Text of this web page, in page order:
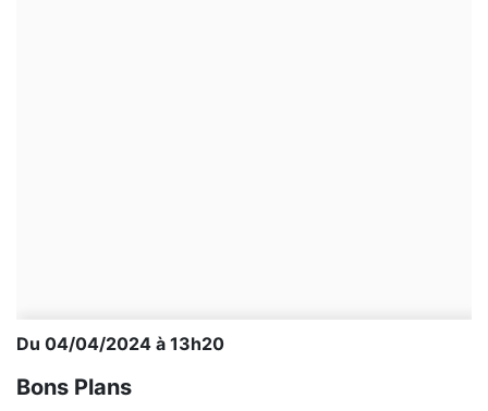
Du 04/04/2024 à 13h20
Bons Plans